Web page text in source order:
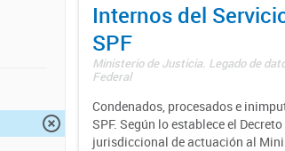
Internos del
SPF
Ministerio de Justicia. Legado de
Federal
Condenados, procesados e
SPF. Según lo establece el
jurisdiccional de actuación al